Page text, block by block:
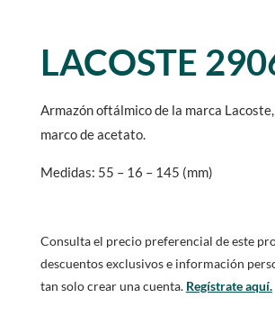
LACOSTE
Armazón oftálmico de la marca Lacoste,
marco de acetato.
Medidas: 55 – 16 – 145 (mm)
Consulta el precio preferencial de este
descuentos exclusivos e información
tan solo crear una cuenta. Regístrate aquí.